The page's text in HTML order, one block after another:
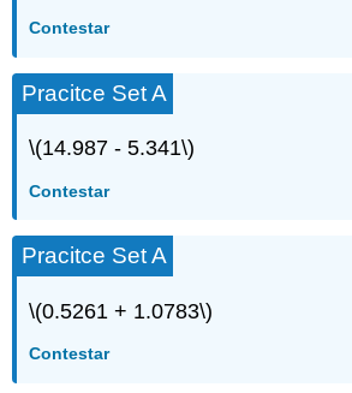
Contestar
Pracitce Set A
\(14.987 - 5.341\)
Contestar
Pracitce Set A
\(0.5261 + 1.0783\)
Contestar